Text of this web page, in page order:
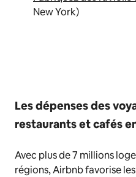
New York)
Les dépenses des
restaurants et cafés
Avec plus de 7 millions
régions, Airbnb favorise